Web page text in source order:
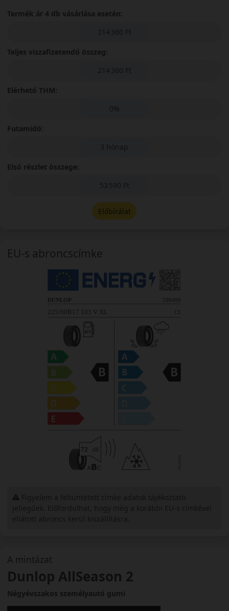
A mintázat
Dunlop AllSeason 2
Négyévszakos személyautó gumi
Termék ár 4 db vásárlása esetén:
214 360 Ft
Teljes viszafizetendő összeg:
214 360 Ft
Elérhető THM:
0%
Futamidő:
3 hónap
Első részlet összege:
53 590 Ft
Előbírálat
EU-s abroncscímke